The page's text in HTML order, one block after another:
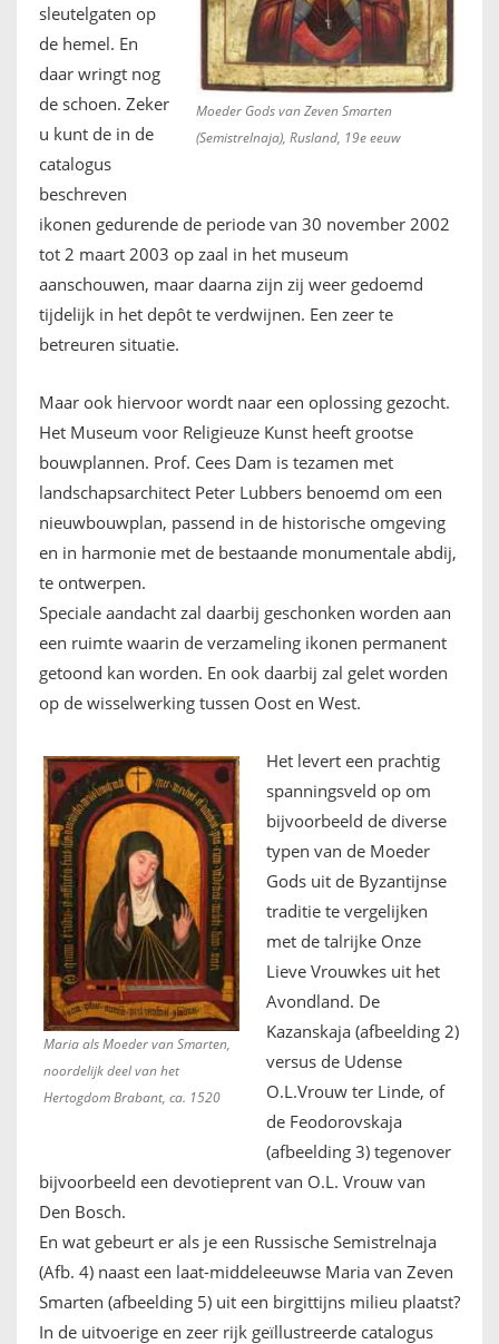
Moeder Gods van Zeven Smarten
(Semistrelnaja), Rusland, 19e eeuw
sleutelgaten op
de hemel. En
daar wringt nog
de schoen. Zeker
u kunt de in de
catalogus
beschreven
ikonen gedurende de periode van 30 november 2002
tot 2 maart 2003 op zaal in het museum
aanschouwen, maar daarna zijn zij weer gedoemd
tijdelijk in het depôt te verdwijnen. Een zeer te
betreuren situatie.
Maar ook hiervoor wordt naar een oplossing gezocht.
Het Museum voor Religieuze Kunst heeft grootse
bouwplannen. Prof. Cees Dam is tezamen met
landschapsarchitect Peter Lubbers benoemd om een
nieuwbouwplan, passend in de historische omgeving
en in harmonie met de bestaande monumentale abdij,
te ontwerpen.
Speciale aandacht zal daarbij geschonken worden aan
een ruimte waarin de verzameling ikonen permanent
getoond kan worden. En ook daarbij zal gelet worden
op de wisselwerking tussen Oost en West.
Maria als Moeder van Smarten,
noordelijk deel van het
Hertogdom Brabant, ca. 1520
Het levert een prachtig
spanningsveld op om
bijvoorbeeld de diverse
typen van de Moeder
Gods uit de Byzantijnse
traditie te vergelijken
met de talrijke Onze
Lieve Vrouwkes uit het
Avondland. De
Kazanskaja (afbeelding 2)
versus de Udense
O.L.Vrouw ter Linde, of
de Feodorovskaja
(afbeelding 3) tegenover
bijvoorbeeld een devotieprent van O.L. Vrouw van
Den Bosch.
En wat gebeurt er als je een Russische Semistrelnaja
(Afb. 4) naast een laat-middeleeuwse Maria van Zeven
Smarten (afbeelding 5) uit een birgittijns milieu plaatst?
In de uitvoerige en zeer rijk geïllustreerde catalogus